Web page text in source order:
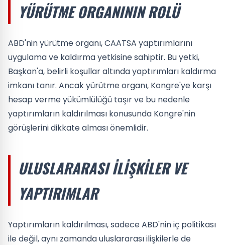
YÜRÜTME ORGANININ ROLÜ
ABD'nin yürütme organı, CAATSA yaptırımlarını
uygulama ve kaldırma yetkisine sahiptir. Bu yetki,
Başkan'a, belirli koşullar altında yaptırımları kaldırma
imkanı tanır. Ancak yürütme organı, Kongre'ye karşı
hesap verme yükümlülüğü taşır ve bu nedenle
yaptırımların kaldırılması konusunda Kongre'nin
görüşlerini dikkate alması önemlidir.
ULUSLARARASI İLIŞKILER VE
YAPTIRIMLAR
Yaptırımların kaldırılması, sadece ABD'nin iç politikası
ile değil, aynı zamanda uluslararası ilişkilerle de